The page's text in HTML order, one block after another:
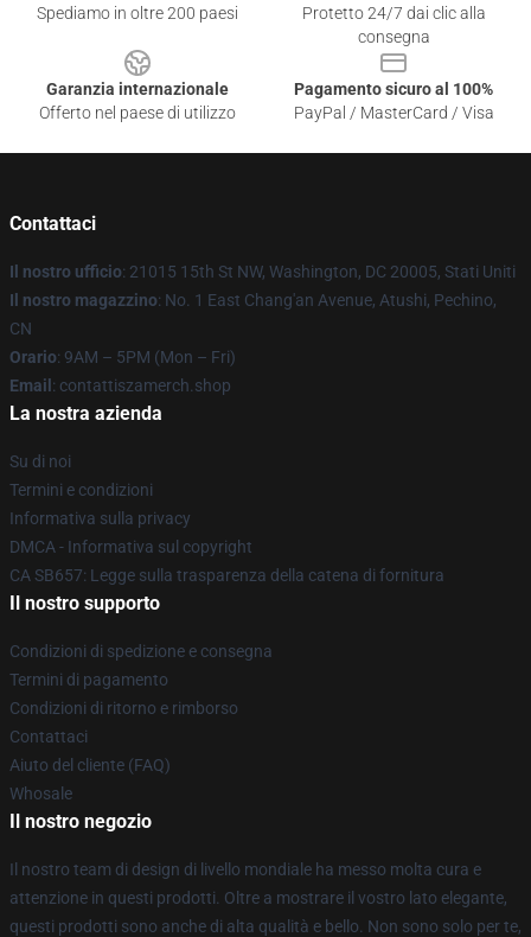
Spediamo in oltre 200 paesi
Protetto 24/7 dai clic alla
consegna
Garanzia internazionale
Offerto nel paese di utilizzo
Pagamento sicuro al 100%
PayPal / MasterCard / Visa
Contattaci
Il nostro ufficio: 21015 15th St NW, Washington, DC 20005, Stati Uniti
Il nostro magazzino: No. 1 East Chang'an Avenue, Atushi, Pechino,
CN
Orario: 9AM – 5PM (Mon – Fri)
Email : contattiszamerch.shop
La nostra azienda
Su di noi
Termini e condizioni
Informativa sulla privacy
DMCA - Informativa sul copyright
CA SB657: Legge sulla trasparenza della catena di fornitura
Il nostro supporto
Condizioni di spedizione e consegna
Termini di pagamento
Condizioni di ritorno e rimborso
Contattaci
Aiuto del cliente (FAQ)
Whosale
Il nostro negozio
Il nostro team di design di livello mondiale ha messo molta cura e
attenzione in questi prodotti. Oltre a mostrare il vostro lato elegante,
questi prodotti sono anche di alta qualità e bello. Non sono solo per te,